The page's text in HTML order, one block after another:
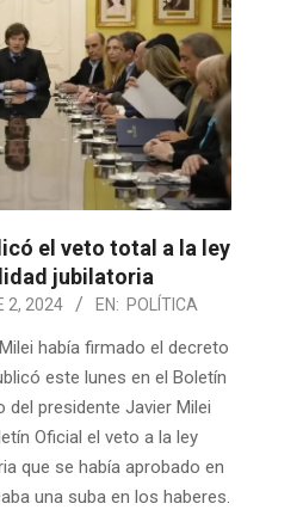
el veto total a la ley
jubilatoria
2, 2024 EN: POLÍTICA
había firmado el decreto
este lunes en el Boletín
del presidente Javier Milei
Oficial el veto a la ley
que se había aprobado en
una suba en los haberes.